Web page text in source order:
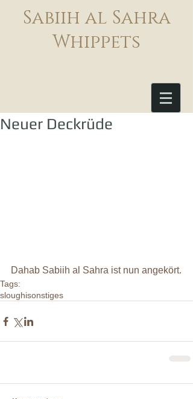
Sabiih al Sahra
Whippets
Neuer Deckrüde
Dahab Sabiih al Sahra ist nun angekört.
Tags:
sloughisonstiges